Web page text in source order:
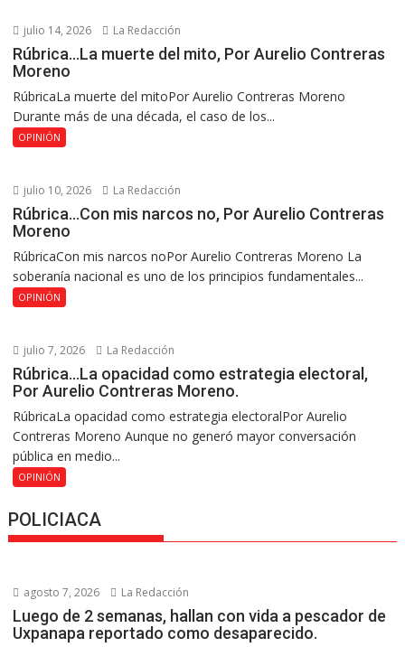
julio 14, 2026 La Redacción
Rúbrica…La muerte del mito, Por Aurelio Contreras
Moreno
RúbricaLa muerte del mitoPor Aurelio Contreras Moreno
Durante más de una década, el caso de los...
OPINIÓN
julio 10, 2026 La Redacción
Rúbrica…Con mis narcos no, Por Aurelio Contreras
Moreno
RúbricaCon mis narcos noPor Aurelio Contreras Moreno La
soberanía nacional es uno de los principios fundamentales...
OPINIÓN
julio 7, 2026 La Redacción
Rúbrica…La opacidad como estrategia electoral,
Por Aurelio Contreras Moreno.
RúbricaLa opacidad como estrategia electoralPor Aurelio
Contreras Moreno Aunque no generó mayor conversación
pública en medio...
OPINIÓN
POLICIACA
agosto 7, 2026 La Redacción
Luego de 2 semanas, hallan con vida a pescador de
Uxpanapa reportado como desaparecido.